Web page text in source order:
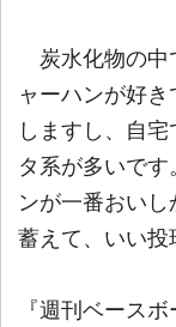
炭水化物の中
ャーハンが好
しますし、自
タ系が多いで
ンが一番おい
蓄えて、いい投
『週刊ベース